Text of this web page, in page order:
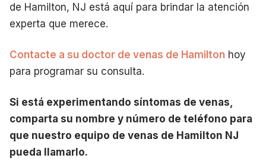
de Hamilton, NJ está aquí para brindar la atención
experta que merece.
Contacte a su doctor de venas de Hamilton hoy
para programar su consulta.
Si está experimentando síntomas de venas,
comparta su nombre y número de teléfono para
que nuestro equipo de venas de Hamilton NJ
pueda llamarlo.